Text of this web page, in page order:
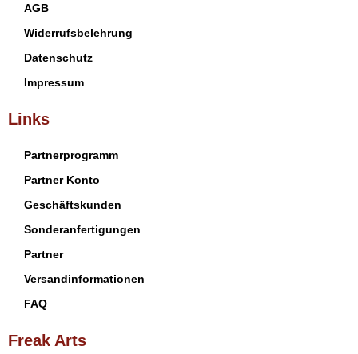
AGB
Widerrufsbelehrung
Datenschutz
Impressum
Links
Partnerprogramm
Partner Konto
Geschäftskunden
Sonderanfertigungen
Partner
Versandinformationen
FAQ
Freak Arts